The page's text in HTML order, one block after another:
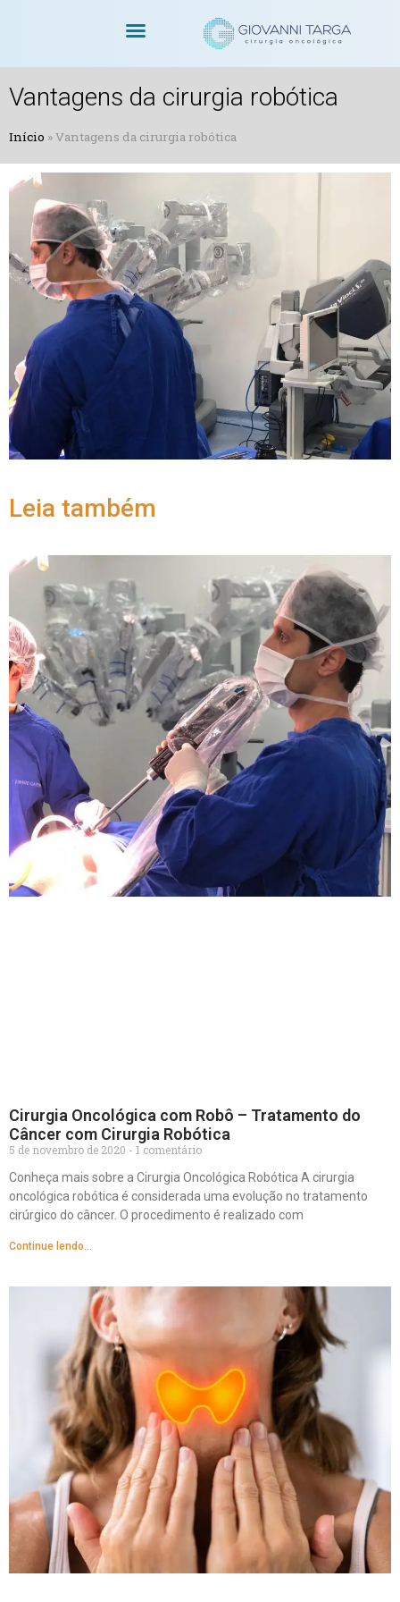
Vantagens da cirurgia robótica
Início »Vantagens da cirurgia robótica
Leia também
Cirurgia Oncológica com Robô – Tratamento do
Câncer com Cirurgia Robótica
5 de novembro de 2020
1 comentário
Conheça mais sobre a Cirurgia Oncológica Robótica A cirurgia
oncológica robótica é considerada uma evolução no tratamento
cirúrgico do câncer. O procedimento é realizado com
Continue lendo...